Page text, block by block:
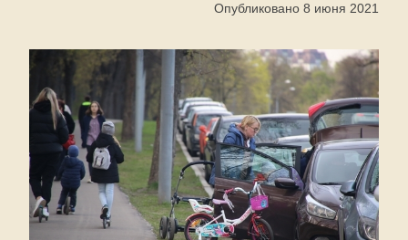
Опубликовано 8 июня 2021